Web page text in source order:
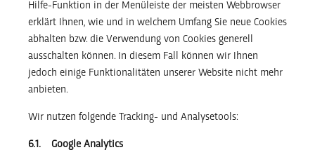
Hilfe-Funktion in der Menüleiste der meisten Webbrowser
erklärt Ihnen, wie und in welchem Umfang Sie neue Cookies
abhalten bzw. die Verwendung von Cookies generell
ausschalten können. In diesem Fall können wir Ihnen
jedoch einige Funktionalitäten unserer Website nicht mehr
anbieten.
Wir nutzen folgende Tracking- und Analysetools:
6.1. Google Analytics